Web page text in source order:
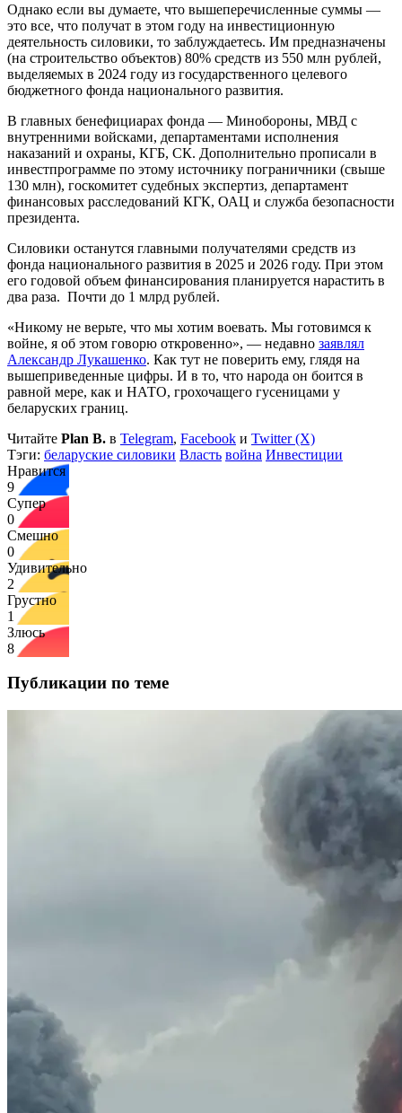
Однако если вы думаете, что вышеперечисленные суммы —
это все, что получат в этом году на инвестиционную
деятельность силовики, то заблуждаетесь. Им предназначены
(на строительство объектов) 80% средств из 550 млн рублей,
выделяемых в 2024 году из государственного целевого
бюджетного фонда национального развития.
В главных бенефициарах фонда — Минобороны, МВД с
внутренними войсками, департаментами исполнения
наказаний и охраны, КГБ, СК. Дополнительно прописали в
инвестпрограмме по этому источнику пограничники (свыше
130 млн), госкомитет судебных экспертиз, департамент
финансовых расследований КГК, ОАЦ и служба безопасности
президента.
Силовики останутся главными получателями средств из
фонда национального развития в 2025 и 2026 году. При этом
его годовой объем финансирования планируется нарастить в
два раза. Почти до 1 млрд рублей.
«Никому не верьте, что мы хотим воевать. Мы готовимся к
войне, я об этом говорю откровенно», — недавно заявлял
Александр Лукашенко. Как тут не поверить ему, глядя на
вышеприведенные цифры. И в то, что народа он боится в
равной мере, как и НАТО, грохочащего гусеницами у
беларуских границ.
Читайте Plan B. в Telegram, Facebook и Twitter (X)
Тэги: беларуские силовики Власть война Инвестиции
Нравится
9
Супер
0
Смешно
0
Удивительно
2
Грустно
1
Злюсь
8
Публикации по теме